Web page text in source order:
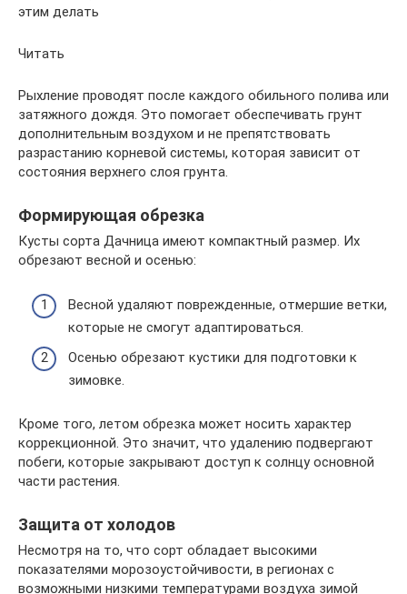
этим делать
Читать
Рыхление проводят после каждого обильного полива или
затяжного дождя. Это помогает обеспечивать грунт
дополнительным воздухом и не препятствовать
разрастанию корневой системы, которая зависит от
состояния верхнего слоя грунта.
Формирующая обрезка
Кусты сорта Дачница имеют компактный размер. Их
обрезают весной и осенью:
Весной удаляют поврежденные, отмершие ветки,
которые не смогут адаптироваться.
Осенью обрезают кустики для подготовки к
зимовке.
Кроме того, летом обрезка может носить характер
коррекционной. Это значит, что удалению подвергают
побеги, которые закрывают доступ к солнцу основной
части растения.
Защита от холодов
Несмотря на то, что сорт обладает высокими
показателями морозоустойчивости, в регионах с
возможными низкими температурами воздуха зимой